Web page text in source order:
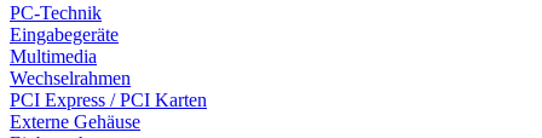
PC-Technik
Eingabegeräte
Multimedia
Wechselrahmen
PCI Express / PCI Karten
Externe Gehäuse